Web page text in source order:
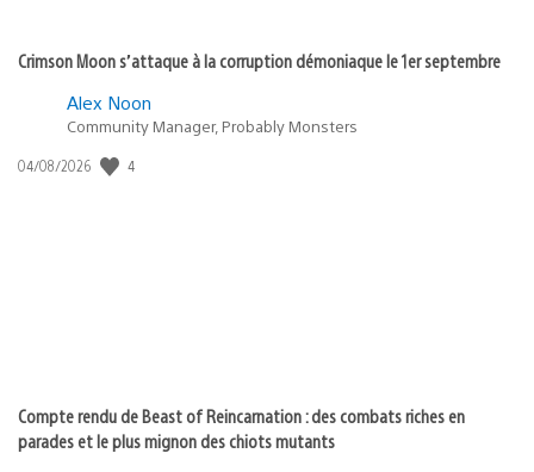
Crimson Moon s’attaque à la corruption démoniaque le 1er septembre
Alex Noon
Community Manager, Probably Monsters
Date
04/08/2026 4
Compte rendu de Beast of Reincarnation : des combats riches en
parades et le plus mignon des chiots mutants